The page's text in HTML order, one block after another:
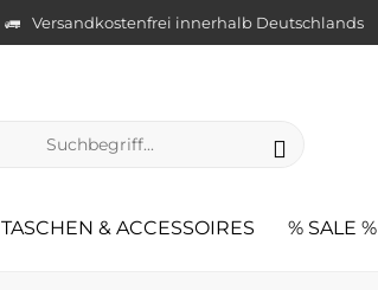
Versandkostenfrei innerhalb Deutschlands
TASCHEN & ACCESSOIRES % SALE %